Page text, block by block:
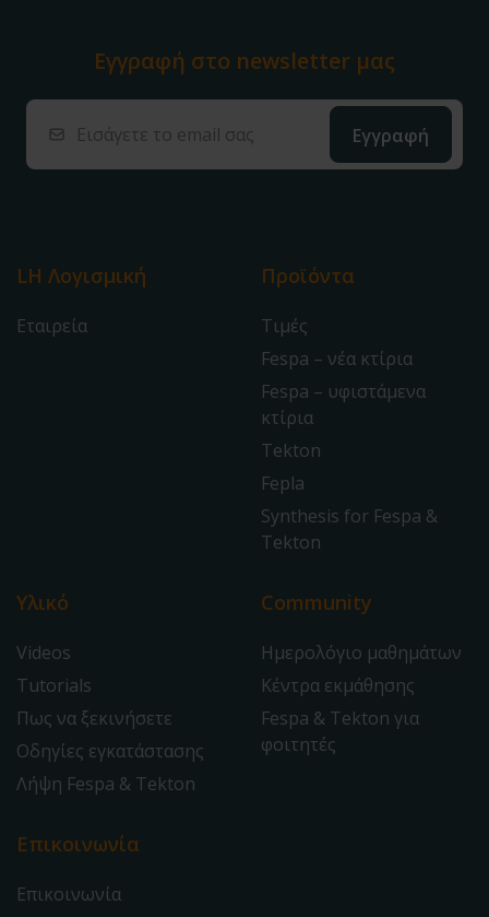
LH Λογισμική
Εταιρεία
Προϊόντα
Τιμές
Fespa – νέα κτίρια
Fespa – υφιστάμενα
κτίρια
Tekton
Fepla
Synthesis for Fespa &
Tekton
Υλικό
Videos
Tutorials
Πως να ξεκινήσετε
Οδηγίες εγκατάστασης
Λήψη Fespa & Tekton
Community
Ημερολόγιο μαθημάτων
Κέντρα εκμάθησης
Fespa & Tekton για
φοιτητές
Επικοινωνία
Επικοινωνία
Εγγραφή στο newsletter μας